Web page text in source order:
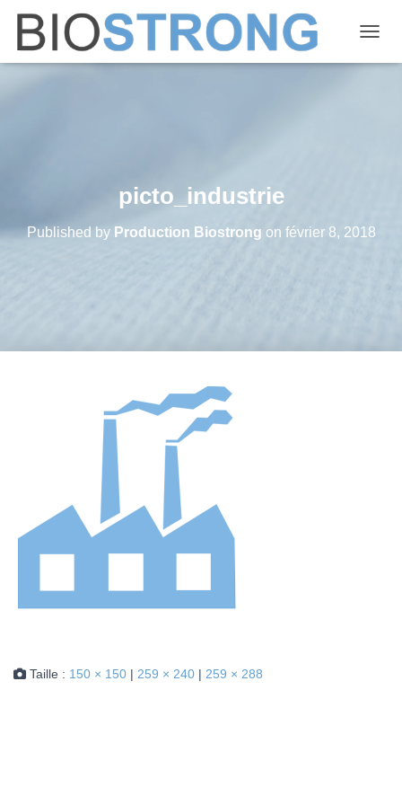
picto_industrie
Published by Production Biostrong on février 8, 2018
Taille : 150 × 150 | 259 × 240 | 259 × 288